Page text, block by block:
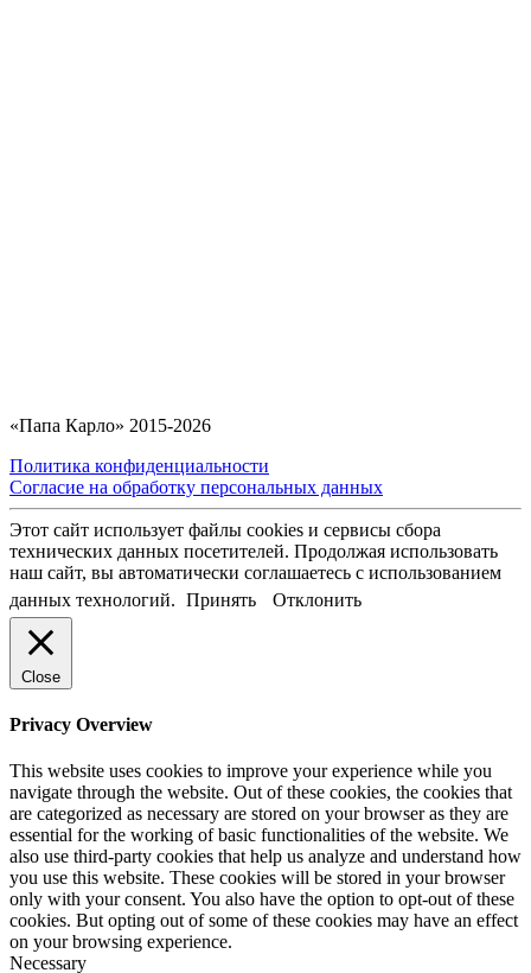
«Папа Карло» 2015-2026
Политика конфиденциальности
Согласие на обработку персональных данных
Этот сайт использует файлы cookies и сервисы сбора
технических данных посетителей. Продолжая использовать
наш сайт, вы автоматически соглашаетесь с использованием
данных технологий. Принять Отклонить
Close
Privacy Overview
This website uses cookies to improve your experience while you
navigate through the website. Out of these cookies, the cookies that
are categorized as necessary are stored on your browser as they are
essential for the working of basic functionalities of the website. We
also use third-party cookies that help us analyze and understand how
you use this website. These cookies will be stored in your browser
only with your consent. You also have the option to opt-out of these
cookies. But opting out of some of these cookies may have an effect
on your browsing experience.
Necessary